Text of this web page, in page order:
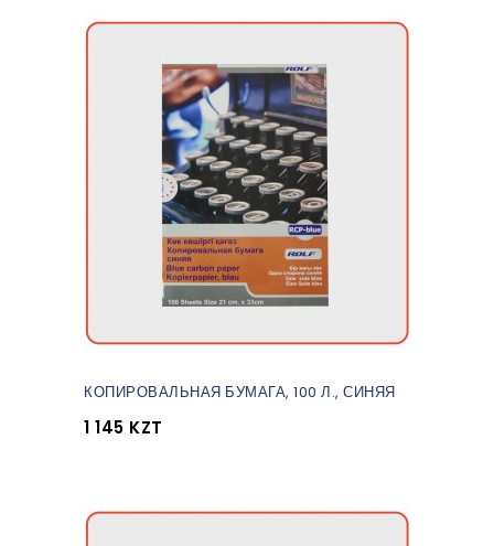
КОПИРОВАЛЬНАЯ БУМАГА, 100 Л., СИНЯЯ
1 145 KZT